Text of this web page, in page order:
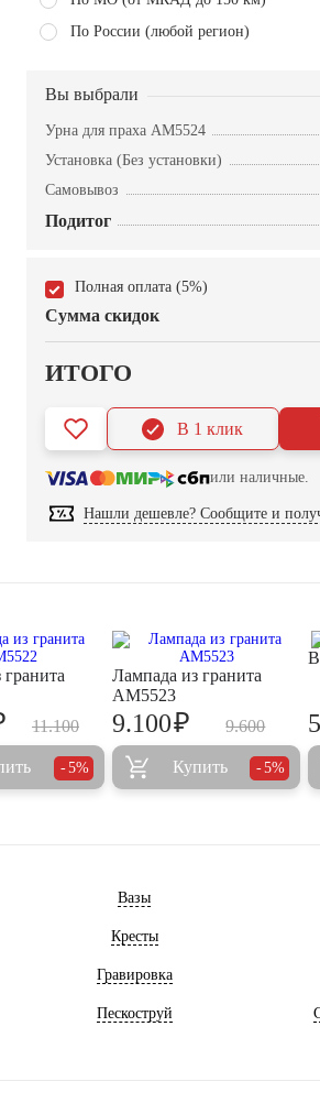
По России (любой регион)
Вы выбрали
Урна для праха AM5524
Установка (Без установки)
Самовывоз
Подитог
Полная оплата (5%)
Сумма скидок
ИТОГО
В 1 клик
или наличные.
Нашли дешевле? Сообщите и
11.100
5%
Лампада из гранита
AM5523
9.600
9.100₽
Купить 5%
Вазы
Кресты
Гравировка
Пескоструй